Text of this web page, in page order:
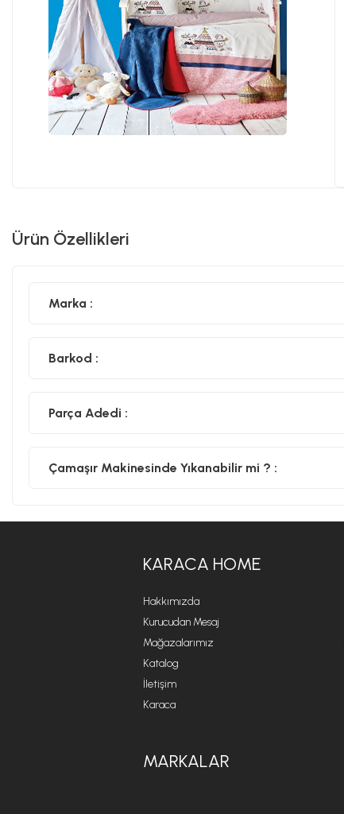
Ürün Özellikleri
Marka :
Barkod :
Parça Adedi :
Çamaşır Makinesinde Yıkanabilir mi ? :
KARACA HOME
Hakkımızda
Kurucudan Mesaj
Mağazalarımız
Katalog
İletişim
Karaca
MARKALAR